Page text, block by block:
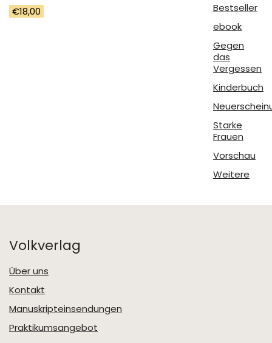
€18,00
Bestseller
ebook
Gegen
das
Vergessen
Kinderbuch
Starke
Frauen
Vorschau
Weitere
Volkverlag
Über uns
Kontakt
Manuskripteinsendungen
Praktikumsangebot